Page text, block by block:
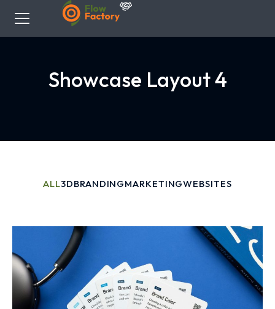
Showcase Layout 4
ALL3DBRANDINGMARKETINGWEBSITES